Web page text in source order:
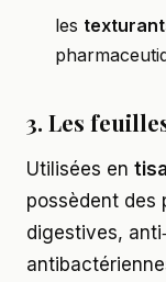
les
3. Les
Utilisées en
possèdent des
digestives,